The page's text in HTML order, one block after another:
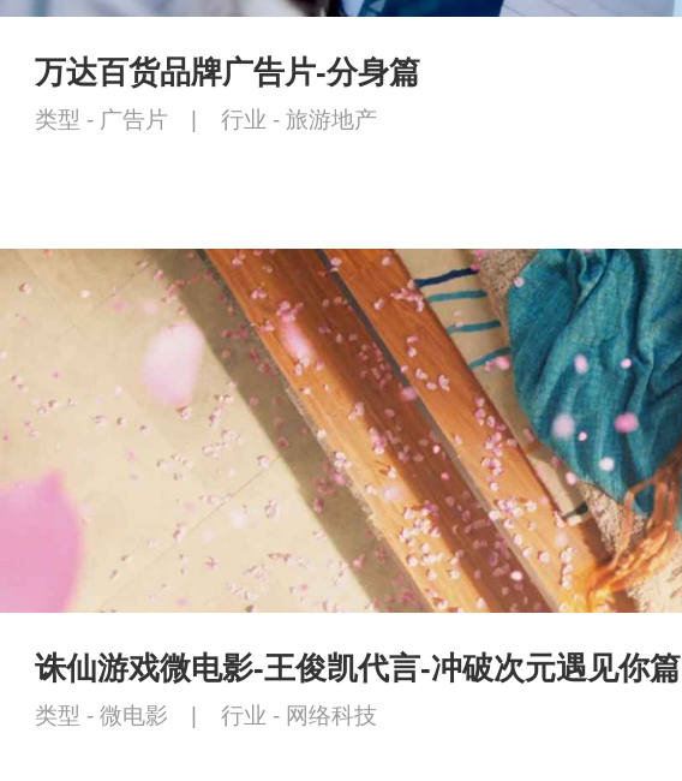
万达百货品牌广告片-分身篇
类型 - 广告片 行业 - 旅游地产
诛仙游戏微电影-王俊凯代言-冲破次元遇见你篇
类型 - 微电影 | 行业 - 网络科技